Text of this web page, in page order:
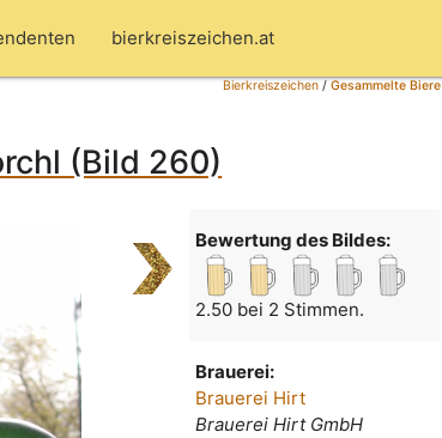
bierkreiszeichen.at
Bierkreiszeichen/Gesammelte Biere
(Bild 260)
Bewertung des Bildes:
2.50 bei 2 Stimmen.
Brauerei:
Brauerei Hirt
Brauerei Hirt GmbH